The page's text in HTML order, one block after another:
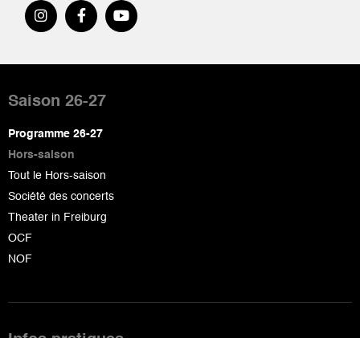
de
page
Saison 26-27
Programme 26-27
Hors-saison
Tout le Hors-saison
Société des concerts
Theater in Freiburg
OCF
NOF